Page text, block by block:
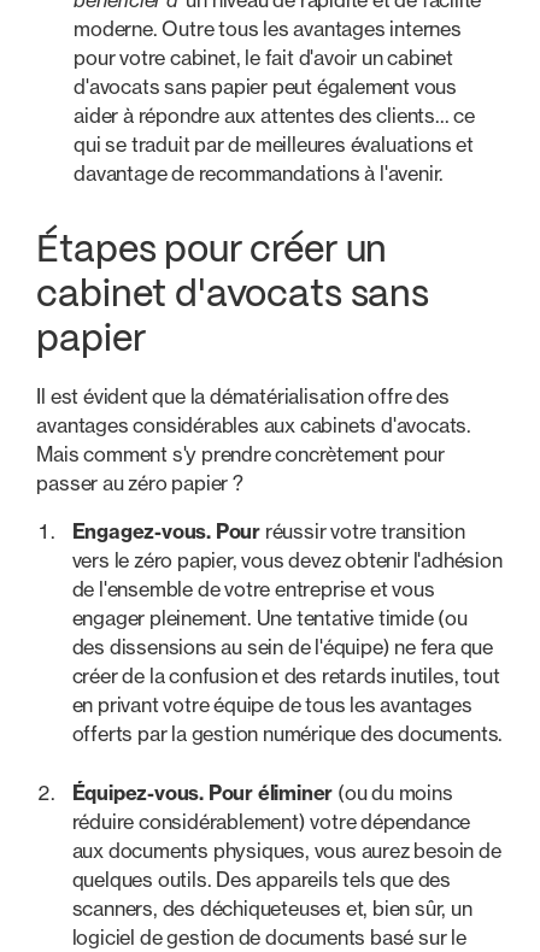
moderne. Outre tous les avantages internes
pour votre cabinet, le fait d'avoir un cabinet
d'avocats sans papier peut également vous
aider à répondre aux attentes des clients... ce
qui se traduit par de meilleures évaluations et
davantage de recommandations à l'avenir.
Étapes pour créer un
cabinet d'avocats sans
papier
Il est évident que la dématérialisation offre des
avantages considérables aux cabinets d'avocats.
Mais comment s'y prendre concrètement pour
passer au zéro papier ?
Engagez-vous. Pour réussir votre transition
vers le zéro papier, vous devez obtenir l'adhésion
de l'ensemble de votre entreprise et vous
engager pleinement. Une tentative timide (ou
des dissensions au sein de l'équipe) ne fera que
créer de la confusion et des retards inutiles, tout
en privant votre équipe de tous les avantages
offerts par la gestion numérique des documents.
Équipez-vous. Pour éliminer (ou du moins
réduire considérablement) votre dépendance
aux documents physiques, vous aurez besoin de
quelques outils. Des appareils tels que des
scanners, des déchiqueteuses et, bien sûr, un
logiciel de gestion de documents basé sur le